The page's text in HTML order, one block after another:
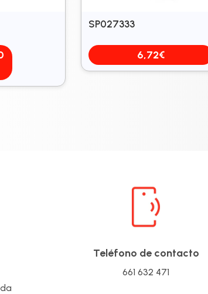
SP027333
6,72€
Teléfono de contacto
661 632 471